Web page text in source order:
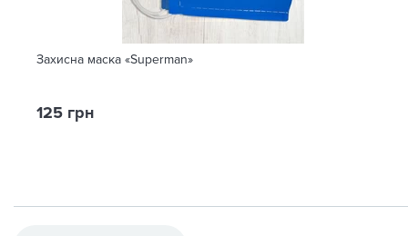
Захисна маска «Superman»
125 грн